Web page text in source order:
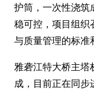
护筒，一次性浇筑
稳可控，项目组织
与质量管理的标准
雅砻江特大桥主塔
成，目前正在同步